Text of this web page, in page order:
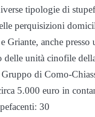
tipologie di
perquisizioni
Griante, anche presso
delle unità cinofile
di Como-
5.000 euro in
30